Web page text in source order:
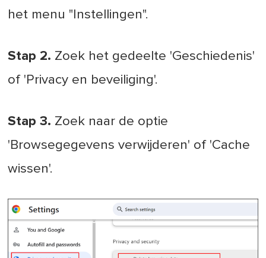
het menu "Instellingen".
Stap 2. Zoek het gedeelte 'Geschiedenis'
of 'Privacy en beveiliging'.
Stap 3. Zoek naar de optie
'Browsegegevens verwijderen' of 'Cache
wissen'.